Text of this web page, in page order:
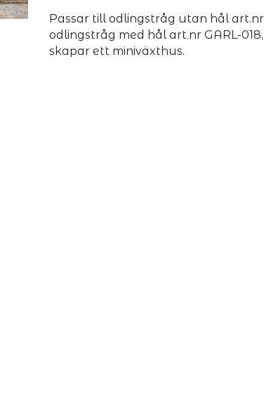
Passar till odlingstråg utan hål art.nr
odlingstråg med hål art.nr GARL-
skapar ett miniväxthus.